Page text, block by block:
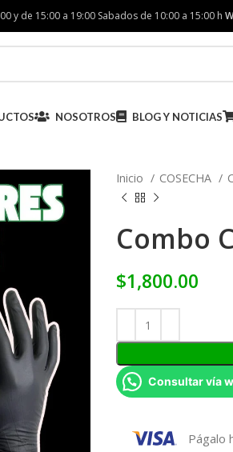
y de 15:00 a 19:00 Sabados de 10:00 a 15:00 h
NOSOTROS BLOG Y NOTICIAS
Inicio COSECHA
Combo
$1,800.00
Consultar vía
Págalo